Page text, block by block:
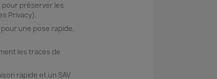
préserver les
Privacy).
une pose rapide,
les traces de
rapide et un SAV